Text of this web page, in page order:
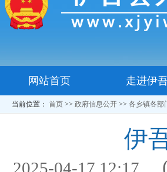
网站首页 走进伊
当前位置： 首页 >> 政府信息公开 >> 各乡镇各部
伊
2025-04-17 12:17